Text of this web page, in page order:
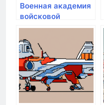
Военная академия
войсковой
противовоздушной
обороны
Вооруженных Сил
РФ им. Маршала
Советского Союза
А.М. Василевского